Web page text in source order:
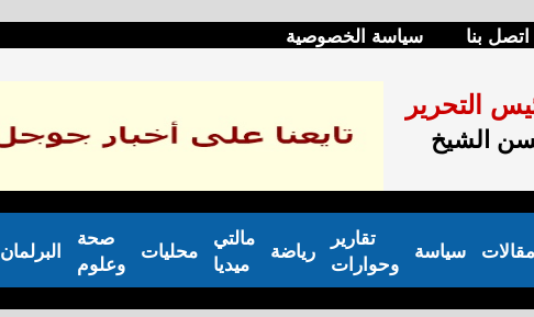
اتصل بنا سياسة الخصوصية
التحرير
الشيخ
البرلمان
صحة
وعلوم
محليات
مالتي
ميديا
رياضة
تقارير
وحوارات
سياسة مقالات